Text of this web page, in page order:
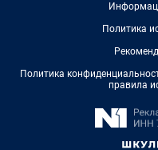
Политика
Политика
правила